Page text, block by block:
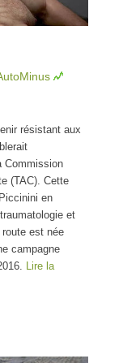
résistant aux
Commission
(TAC). Cette
en
et
est née
campagne
Lire la